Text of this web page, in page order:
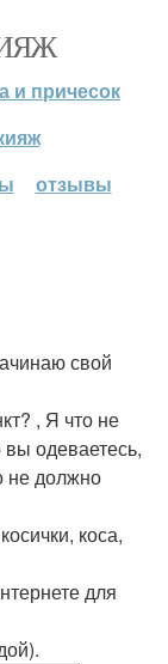
и причесок
отзывы
свой
, Я что не
одеваетесь,
не должно
коса,
для